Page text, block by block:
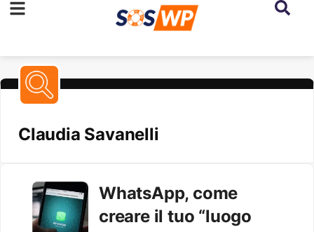
Claudia Savanelli
WhatsApp, come
creare il tuo “luogo